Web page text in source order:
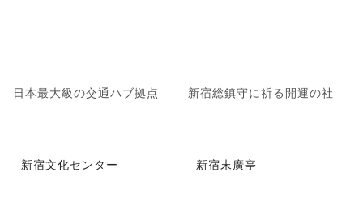
日本最大級の交通ハブ拠点 新宿総鎮守に祈る開運の社
新宿文化センター 新宿末廣亭